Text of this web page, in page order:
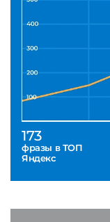
173
фразы в ТОП
Яндекс